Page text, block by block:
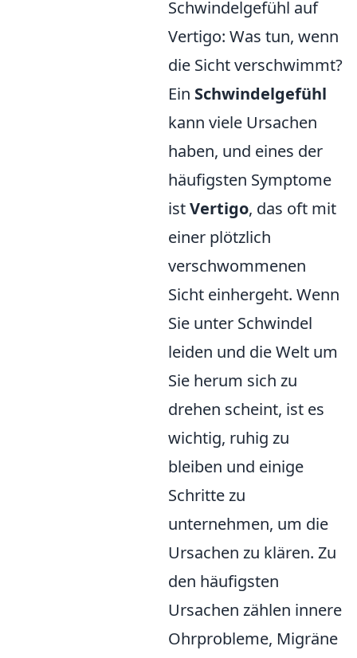
Schwindelgefühl auf
Vertigo: Was tun, wenn
die Sicht verschwimmt?
Ein Schwindelgefühl
kann viele Ursachen
haben, und eines der
häufigsten Symptome
istVertigo, das oft mit
einer plötzlich
verschwommenen
Sicht einhergeht. Wenn
Sie unter Schwindel
leiden und die Welt um
Sie herum sich zu
drehen scheint, ist es
wichtig, ruhig zu
bleiben und einige
Schritte zu
unternehmen, um die
Ursachen zu klären. Zu
den häufigsten
Ursachen zählen innere
Ohrprobleme, Migräne